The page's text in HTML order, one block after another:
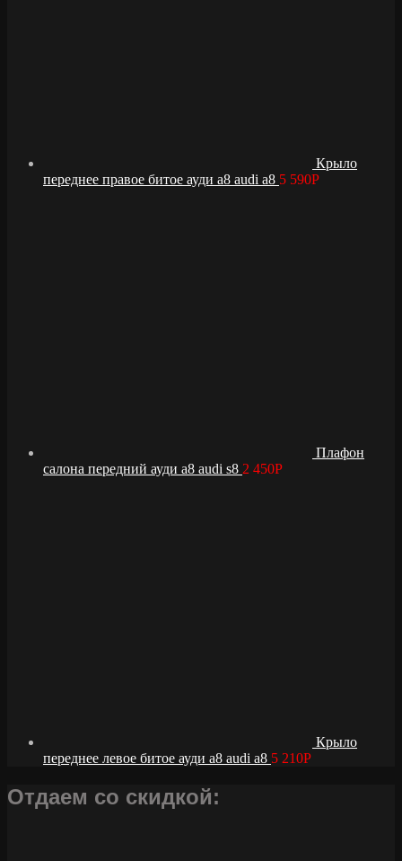
Крыло
переднее правое битое ауди а8 audi a8 5 590Р
Плафон
салона передний ауди а8 audi s8 2 450Р
Крыло
переднее левое битое ауди а8 audi a8 5 210Р
Отдаем со скидкой: